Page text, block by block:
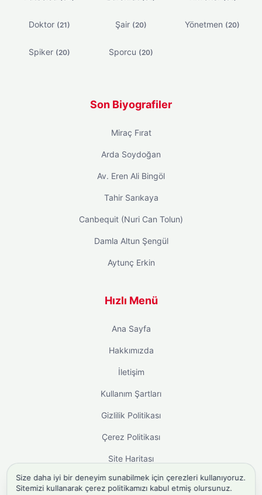
Doktor (21) Şair (20) Yönetmen (20)
Spiker (20) Sporcu (20)
Son Biyografiler
Miraç Fırat
Arda Soydoğan
Av. Eren Ali Bingöl
Tahir Sarıkaya
Canbequit (Nuri Can Tolun)
Damla Altun Şengül
Aytunç Erkin
Hızlı Menü
Ana Sayfa
Hakkımızda
İletişim
Kullanım Şartları
Gizlilik Politikası
Çerez Politikası
Site Haritası
Size daha iyi bir deneyim sunabilmek için çerezleri kullanıyoruz.
Sitemizi kullanarak çerez politikamızı kabul etmiş olursunuz.